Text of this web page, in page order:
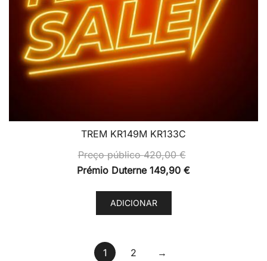
TREM KR149M KR133C
Preço público420,00€
Prémio Duterne 149,90 €
ADICIONAR
1 2 →